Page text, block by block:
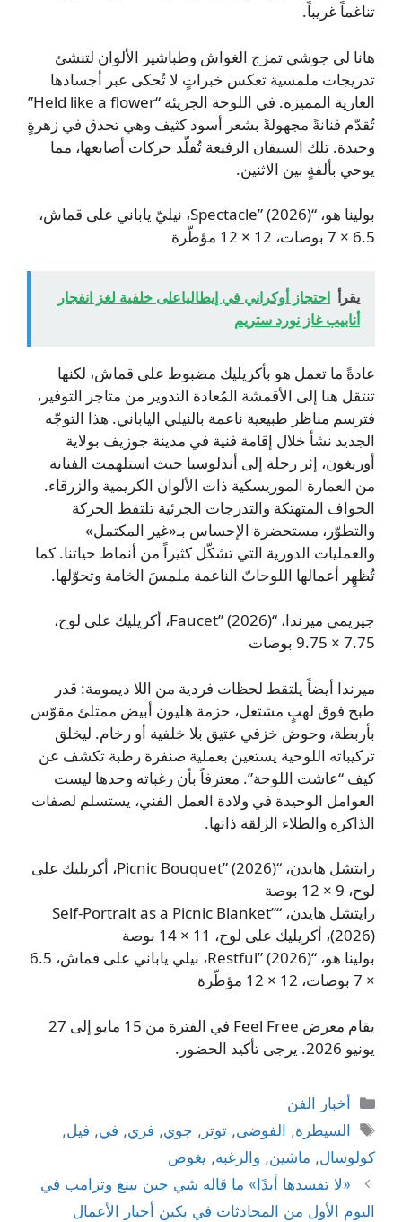
تناغماً غريباً.
هانا لي جوشي تمزج الغواش وطباشير الألوان لتنشئ
تدريجات ملمسية تعكس خبراتٍ لا تُحكى عبر أجسادها
العارية المميزة. في اللوحة الجريئة “Held like a flower”
تُقدّم فنانةً مجهولةً بشعر أسود كثيف وهي تحدق في زهرةٍ
وحيدة. تلك السيقان الرفيعة تُقلّد حركات أصابعها، مما
يوحي بألفةٍ بين الاثنين.
بولينا هو، “Spectacle” (2026)، نيليّ ياباني على قماش،
6.5 × 7 بوصات، 12 × 12 مؤطّرة
يقرأ احتجاز أوكراني في إيطالياعلى خلفية لغز انفجار
أنابيب غاز نورد ستريم
عادةً ما تعمل هو بأكريليك مضبوط على قماش، لكنها
تنتقل هنا إلى الأقمشة المُعادة التدوير من متاجر التوفير،
فترسم مناظر طبيعية ناعمة بالنيلي الياباني. هذا التوجّه
الجديد نشأ خلال إقامة فنية في مدينة جوزيف بولاية
أوريغون، إثر رحلة إلى أندلوسيا حيث استلهمت الفنانة
من العمارة الموريسكية ذات الألوان الكريمية والزرقاء.
الحواف المتهتكة والتدرجات الجرئية تلتقط الحركة
والتطوّر، مستحضرة الإحساس بـ«غير المكتمل»
والعمليات الدورية التي تشكّل كثيراً من أنماط حياتنا. كما
تُظهِر أعمالها اللوحاتّ الناعمة ملمسَ الخامة وتحوّلها.
جيريمي ميرندا، “Faucet” (2026)، أكريليك على لوح،
7.75 × 9.75 بوصات
ميرندا أيضاً يلتقط لحظات فردية من اللا ديمومة: قدر
طبخ فوق لهبٍ مشتعل، حزمة هليون أبيض ممتلئ مقوّس
بأربطة، وحوض خزفي عتيق بلا خلفية أو رخام. ليخلق
تركيباته اللوحية يستعين بعملية صنفرة رطبة تكشف عن
كيف “عاشت اللوحة”. معترفاً بأن رغباته وحدها ليست
العوامل الوحيدة في ولادة العمل الفني، يستسلم لصفات
الذاكرة والطلاء الزلقة ذاتها.
رايتشل هايدن، “Picnic Bouquet” (2026)، أكريليك على
لوح، 9 × 12 بوصة
رايتشل هايدن، “Self-Portrait as a Picnic Blanket”
(2026)، أكريليك على لوح، 11 × 14 بوصة
بولينا هو، “Restful” (2026)، نيلي ياباني على قماش، 6.5
× 7 بوصات، 12 × 12 مؤطّرة
يقام معرض Feel Free في الفترة من 15 مايو إلى 27
يونيو 2026. يرجى تأكيد الحضور.
التصنيفات
أخبار الفن
الوسوم
السيطرة, الفوضى,توتر , جوي, فري, في, فيل,
كولوسال, ماشين, والرغبة, يغوص
«لا تفسدها أبدًا» ما قاله شي جين بينغ وترامب في
اليوم الأول من المحادثات في بكين أخبار الأعمال